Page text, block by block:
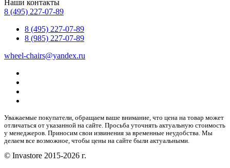
Наши контакты
8 (495) 227-07-89
8 (495) 227-07-89
8 (985) 227-07-89
wheel-chairs@yandex.ru
Уважаемые покупатели, обращаем ваше внимание, что цена на товар может
отличаться от указанной на сайте. Просьба уточнять актуальную стоимость
у менеджеров. Приносим свои извинения за временные неудобства. Мы
делаем все возможное, чтобы цены на сайте были актуальными.
© Invastore 2015-2026 г.